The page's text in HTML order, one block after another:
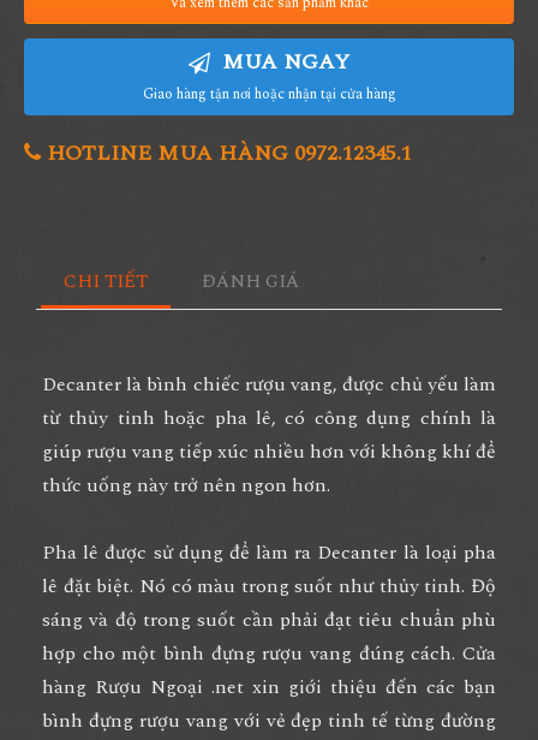
MUA NGAY
Giao hàng tận nơi hoặc nhận tại cửa hàng
HOTLINE MUA HÀNG 0972.12345.1
CHI TIẾT ĐÁNH GIÁ
Decanter là bình chiếc rượu vang, được chủ yếu làm
từ thủy tinh hoặc pha lê, có công dụng chính là
giúp rượu vang tiếp xúc nhiều hơn với không khí để
thức uống này trở nên ngon hơn.
Pha lê được sử dụng để làm ra Decanter là loại pha
lê đặt biệt. Nó có màu trong suốt như thủy tinh. Độ
sáng và độ trong suốt cần phải đạt tiêu chuẩn phù
hợp cho một bình đựng rượu vang đúng cách. Cửa
hàng Rượu Ngoại .net xin giới thiệu đến các bạn
bình đựng rượu vang với vẻ đẹp tinh tế từng đường